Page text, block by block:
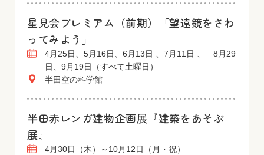
星見会プレミアム（前期）「望遠鏡をさわ
ってみよう」
4月25日、5月16日、6月13日 、7月11日 、 8月29
日、9月19日（すべて土曜日）
半田空の科学館
半田赤レンガ建物企画展『建築をあそぶ
展』
4月30日（木）～10月12日（月・祝）